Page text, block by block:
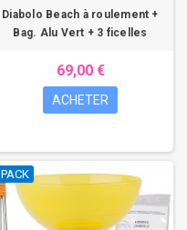
Diabolo Beach à roulement +
Bag. Alu Vert + 3 ficelles
69,00 €
ACHETER
PACK